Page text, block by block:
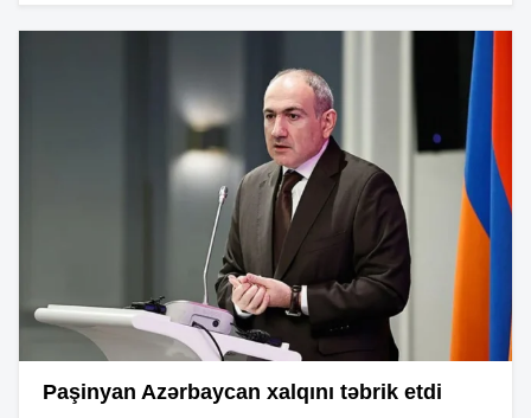
Paşinyan Azərbaycan xalqını təbrik etdi